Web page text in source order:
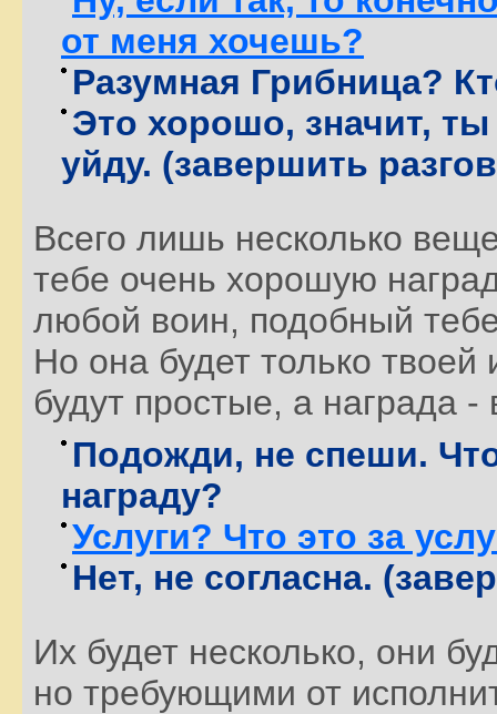
от меня хочешь?
Разумная Грибница?
Это хорошо, значит,
уйду. (завершить
Всего лишь несколько
тебе очень хорошую
любой воин, подобный
Но она будет только
будут простые, а награда
Подожди, не спеши.
награду?
Услуги? Что это за
Нет, не согласна.
Их будет несколько, они
но требующими от